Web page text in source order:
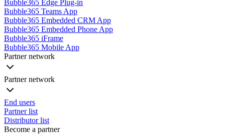
Bubble365 Edge Plug-in
Bubble365 Teams App
Bubble365 Embedded CRM App
Bubble365 Embedded Phone App
Bubble365 iFrame
Bubble365 Mobile App
Partner network
Partner network
End users
Partner list
Distributor list
Become a partner